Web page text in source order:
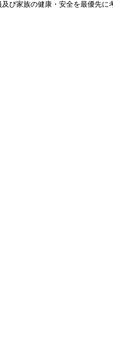
び家族の健康・安全を最優先に